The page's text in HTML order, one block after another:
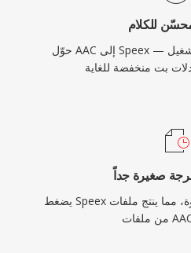
للكلام
حوّل AAC إلى Speex — ترميز مهندَس خصيصاً لتشغيل
صغيرة جداً
يضغط Speex الكلام بقوة، مما ينتج ملفات SPX أصغر بكثير